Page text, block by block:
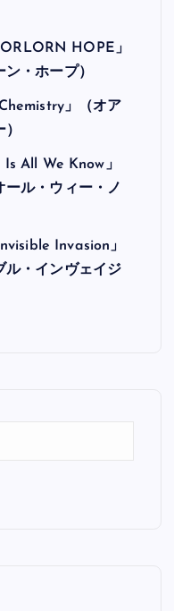
HOPE」
・ホープ）
」（オア
All We Know」
ール・ウィー・ノ
Invasion」
ル・インヴェイジ